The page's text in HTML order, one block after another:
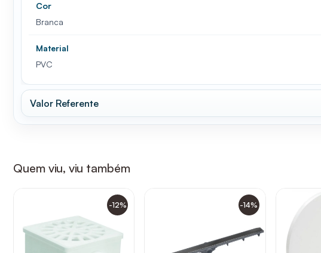
Cor
Branca
Material
PVC
Valor Referente
Quem viu, viu também
-12% -14%